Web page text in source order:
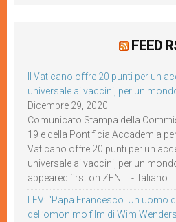
FEED
Il Vaticano offre 20 punti per un
universale ai vaccini, per un
Dicembre 29, 2020
Comunicato Stampa della
19 e della Pontificia Accademia
Vaticano offre 20 punti per un
universale ai vaccini, per un
appeared first on ZENIT - Italiano.
LEV: “Papa Francesco. Un uomo
dell’omonimo film di Wim Wenders